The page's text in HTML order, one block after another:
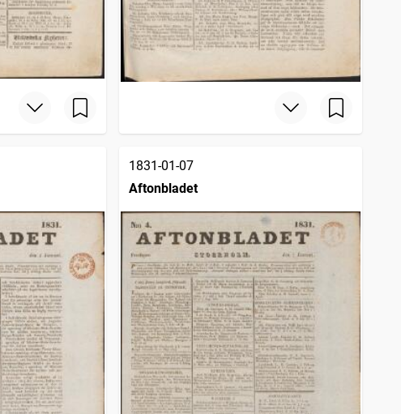
1831-01-07
Aftonbladet